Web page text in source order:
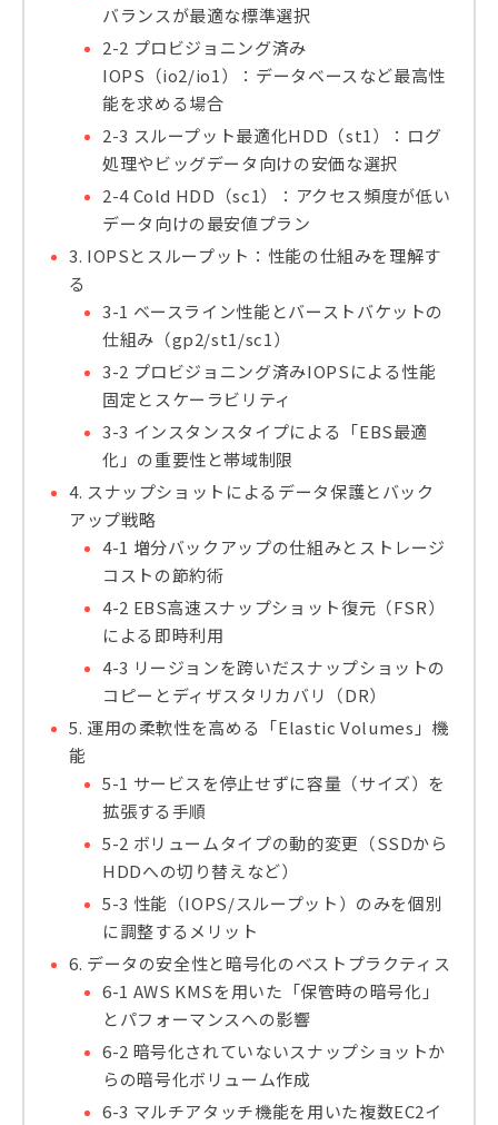
バランスが最適な標準選択
2-2 プロビジョニング済み
IOPS（io2/io1）：データベースなど最高性
能を求める場合
2-3 スループット最適化HDD（st1）：ログ
処理やビッグデータ向けの安価な選択
2-4 Cold HDD（sc1）：アクセス頻度が低い
データ向けの最安値プラン
3. IOPSとスループット：性能の仕組みを理解す
る
3-1 ベースライン性能とバーストバケットの
仕組み（gp2/st1/sc1）
3-2 プロビジョニング済みIOPSによる性能
固定とスケーラビリティ
3-3 インスタンスタイプによる「EBS最適
化」の重要性と帯域制限
4. スナップショットによるデータ保護とバック
アップ戦略
4-1 増分バックアップの仕組みとストレージ
コストの節約術
4-2 EBS高速スナップショット復元（FSR）
による即時利用
4-3 リージョンを跨いだスナップショットの
コピーとディザスタリカバリ（DR）
5. 運用の柔軟性を高める「Elastic Volumes」機
能
5-1 サービスを停止せずに容量（サイズ）を
拡張する手順
5-2 ボリュームタイプの動的変更（SSDから
HDDへの切り替えなど）
5-3 性能（IOPS/スループット）のみを個別
に調整するメリット
6. データの安全性と暗号化のベストプラクティス
6-1 AWS KMSを用いた「保管時の暗号化」
とパフォーマンスへの影響
6-2 暗号化されていないスナップショットか
らの暗号化ボリューム作成
6-3 マルチアタッチ機能を用いた複数EC2イ